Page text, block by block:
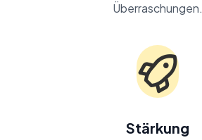
Überraschungen.
Stärkung